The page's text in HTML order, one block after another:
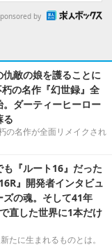
by
敵の娘を護ることに
の名作『幻世録』全
ダーティーヒーロー
る
の名作が全面リメイクされ
『ルート16』だった
』開発者インタビュ
の魂。そして41年
直した世界に1本だけ
たに生まれるものとは。